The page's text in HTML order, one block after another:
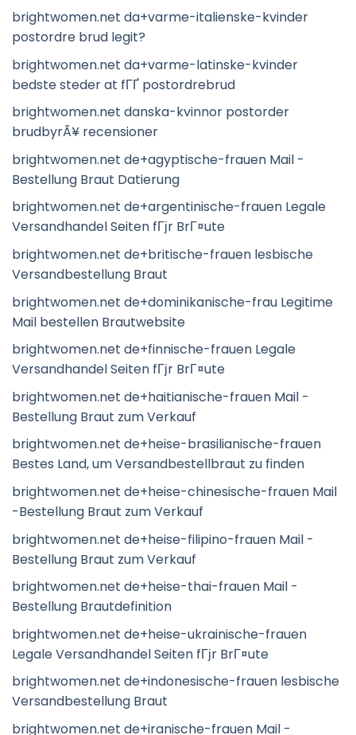
brightwomen.net da+varme-italienske-kvinder
postordre brud legit?
brightwomen.net da+varme-latinske-kvinder
bedste steder at fГҐ postordrebrud
brightwomen.net danska-kvinnor postorder
brudbyrÃ¥ recensioner
brightwomen.net de+agyptische-frauen Mail -
Bestellung Braut Datierung
brightwomen.net de+argentinische-frauen Legale
Versandhandel Seiten fГјr BrГ¤ute
brightwomen.net de+britische-frauen lesbische
Versandbestellung Braut
brightwomen.net de+dominikanische-frau Legitime
Mail bestellen Brautwebsite
brightwomen.net de+finnische-frauen Legale
Versandhandel Seiten fГјr BrГ¤ute
brightwomen.net de+haitianische-frauen Mail -
Bestellung Braut zum Verkauf
brightwomen.net de+heise-brasilianische-frauen
Bestes Land, um Versandbestellbraut zu finden
brightwomen.net de+heise-chinesische-frauen Mail
-Bestellung Braut zum Verkauf
brightwomen.net de+heise-filipino-frauen Mail -
Bestellung Braut zum Verkauf
brightwomen.net de+heise-thai-frauen Mail -
Bestellung Brautdefinition
brightwomen.net de+heise-ukrainische-frauen
Legale Versandhandel Seiten fГјr BrГ¤ute
brightwomen.net de+indonesische-frauen lesbische
Versandbestellung Braut
brightwomen.net de+iranische-frauen Mail -